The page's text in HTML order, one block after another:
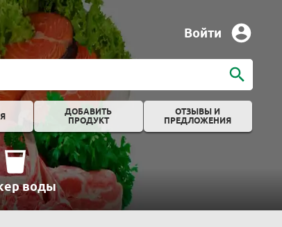
Войти
ДОБАВИТЬ
ПРОДУКТ
ОТЗЫВЫ И
ПРЕДЛОЖЕНИЯ
воды